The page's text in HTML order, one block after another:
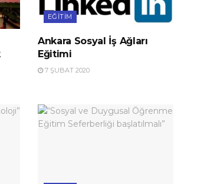
EĞITIM
Ankara Sosyal İş Ağları
Eğitimi
7 ŞUBAT 2020